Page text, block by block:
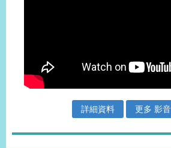
詳細資料 更多 影